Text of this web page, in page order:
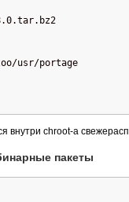
usr/portage
chroot-а
пакеты